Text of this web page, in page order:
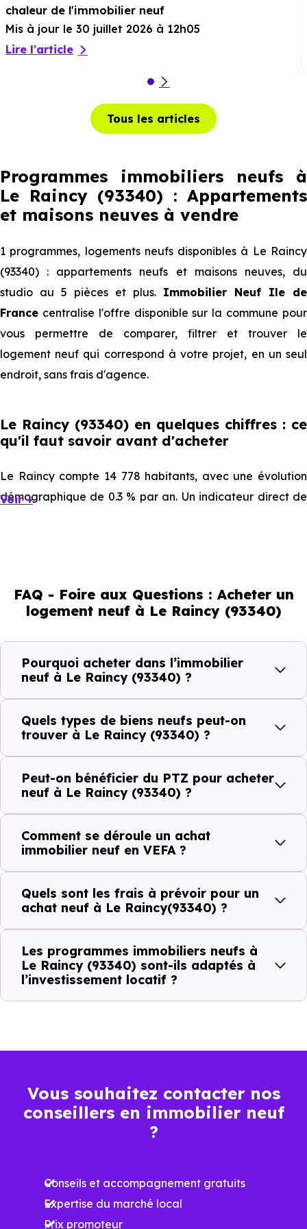
chaleur de l'immobilier neuf
Mis à jour le 30 juillet 2026 à 12h05
Lire l'article
Tous les articles
Programmes immobiliers neufs à
Le Raincy (93340) : Appartements
et maisons neuves à vendre
1 programmes, logements neufs disponibles à Le Raincy
(93340) : appartements neufs et maisons neuves, du
studio au 5 pièces et plus. Immobilier Neuf Ile de
France centralise l'offre disponible sur la commune pour
vous permettre de comparer, filtrer et trouver le
logement neuf qui correspond à votre projet, en un seul
endroit, sans frais d'agence.
Le Raincy (93340) en quelques chiffres : ce
qu'il faut savoir avant d'acheter
Le Raincy compte 14 778 habitants, avec une évolution
démographique de 0.3 % par an. Un indicateur direct de
qui renseigne directement sur la demande locative locale
et les typologies de biens les plus recherchées.
commerces, 85 professions médicales et 20
établissements scolaires. Des équipements du quotidien
qui constituent autant d'arguments concrets pour habiter
ou investir dans la commune.
Combien coûte un logement à Le Raincy
(93340) ?
C'est souvent la première question. Voici les repères de
prix à connaître pour un achat immobilier à Le Raincy
(93340) :
minimum
moyen
maximum
4 361 €
Ces prix varient selon la localisation dans la commune, la
d'explorer et de filtrer l'ensemble des programmes
disponibles à Le Raincy (93340) selon votre budget.
Voir +
FAQ - Foire aux Questions : Acheter un
logement neuf à Le Raincy (93340)
Pourquoi acheter dans l’immobilier
neuf à Le Raincy (93340) ?
Quels types de biens neufs peut-on
trouver à Le Raincy (93340) ?
Peut-on bénéficier du PTZ pour acheter
neuf à Le Raincy (93340) ?
Comment se déroule un achat
immobilier neuf en VEFA ?
Quels sont les frais à prévoir pour un
achat neuf à Le Raincy(93340) ?
Les programmes immobiliers neufs à
Le Raincy (93340) sont-ils adaptés à
l’investissement locatif ?
Vous souhaitez contacter nos
conseillers en immobilier neuf
?
Conseils et accompagnement gratuits
Expertise du marché local
Prix promoteur